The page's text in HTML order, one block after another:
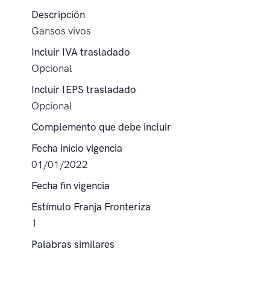
Descripción
Gansos vivos
Incluir IVA trasladado
Opcional
Incluir IEPS trasladado
Opcional
Complemento que debe incluir
Fecha inicio vigencia
01/01/2022
Fecha fin vigencia
Estímulo Franja Fronteriza
1
Palabras similares